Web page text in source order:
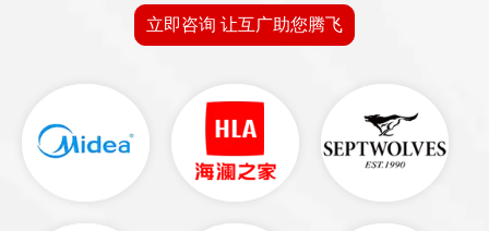
立即咨询 让互广助您腾飞